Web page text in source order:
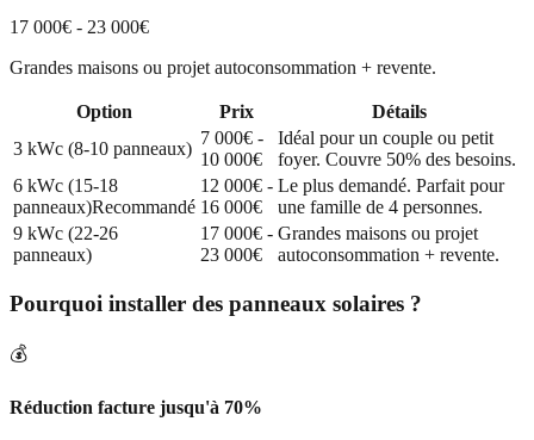
17 000€ - 23 000€
Grandes maisons ou projet autoconsommation + revente.
Option Prix
Détails
3 kWc (8-10 panneaux)
7 000€ -
10 000€
Idéal pour un couple ou petit
foyer. Couvre 50% des besoins.
6 kWc (15-18
panneaux)Recommandé
12 000€ -
16 000€
Le plus demandé. Parfait pour
une famille de 4 personnes.
9 kWc (22-26
panneaux)
17 000€ -
23 000€
Grandes maisons ou projet
autoconsommation + revente.
Pourquoi installer des panneaux solaires ?
💰
Réduction facture jusqu'à 70%